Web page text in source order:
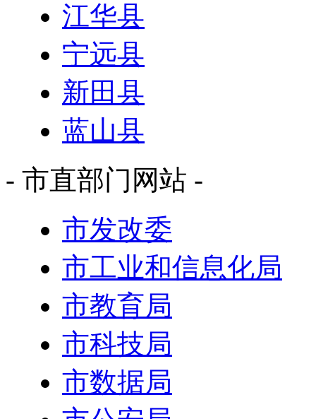
江华县
宁远县
新田县
蓝山县
- 市直部门网站 -
市发改委
市工业和信息化局
市教育局
市科技局
市数据局